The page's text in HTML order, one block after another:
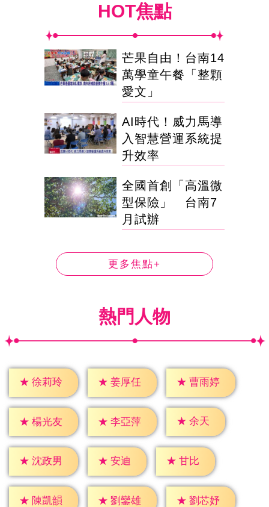
HOT焦點
芒果自由！台南14
萬學童午餐「整顆
愛文」
AI時代！威力馬導
入智慧營運系統提
升效率
全國首創「高溫微
型保險」 台南7
月試辦
更多焦點+
熱門人物
★ 徐莉玲 ★ 姜厚任 ★ 曹雨婷
★ 楊光友 ★ 李亞萍 ★ 余天
★ 沈政男 ★ 安迪 ★ 甘比
★ 陳凱韻 ★ 劉鑾雄 ★ 劉芯妤